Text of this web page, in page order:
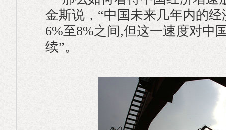
金斯说，“中国未来几年内的
6%至8%之间,但这一速度对中
续”。